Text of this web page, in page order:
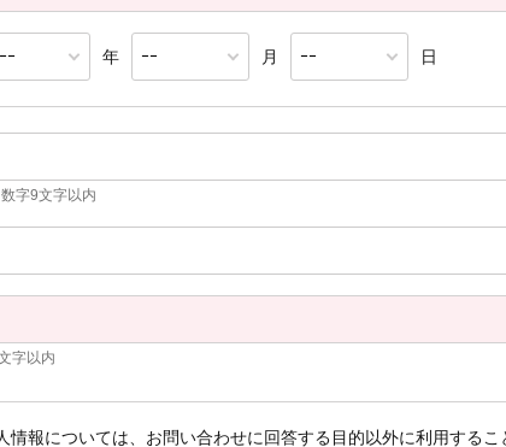
年 月 日
字9文字以内
字以内
情報については、お問い合わせに回答する目的以外に利用するこ